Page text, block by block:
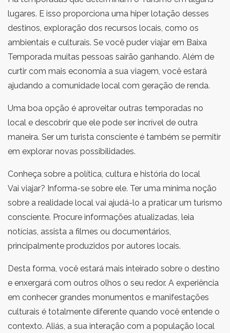
lugares. E isso proporciona uma hiper lotação desses
destinos, exploração dos recursos locais, como os
ambientais e culturais. Se você puder viajar em Baixa
Temporada muitas pessoas sairão ganhando. Além de
curtir com mais economia a sua viagem, você estará
ajudando a comunidade local com geração de renda.
Uma boa opção é aproveitar outras temporadas no
local e descobrir que ele pode ser incrível de outra
maneira. Ser um turista consciente é também se permitir
em explorar novas possibilidades.
Conheça sobre a política, cultura e história do local
Vai viajar? Informa-se sobre ele. Ter uma mínima noção
sobre a realidade local vai ajudá-lo a praticar um turismo
consciente. Procure informações atualizadas, leia
notícias, assista a filmes ou documentários,
principalmente produzidos por autores locais.
Desta forma, você estará mais inteirado sobre o destino
e enxergará com outros olhos o seu redor. A experiência
em conhecer grandes monumentos e manifestações
culturais é totalmente diferente quando você entende o
contexto. Aliás, a sua interação com a população local